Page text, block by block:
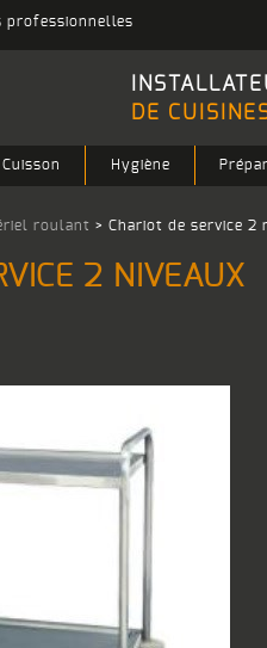
professionnelles
DE
Cuisson Hygiène
roulant > Chariot de service 2
2 NIVEAUX